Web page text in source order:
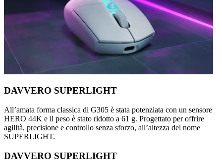
DAVVERO SUPERLIGHT
All’amata forma classica di G305 è stata potenziata con un sensore
HERO 44K e il peso è stato ridotto a 61 g. Progettato per offrire
agilità, precisione e controllo senza sforzo, all’altezza del nome
SUPERLIGHT.
DAVVERO SUPERLIGHT